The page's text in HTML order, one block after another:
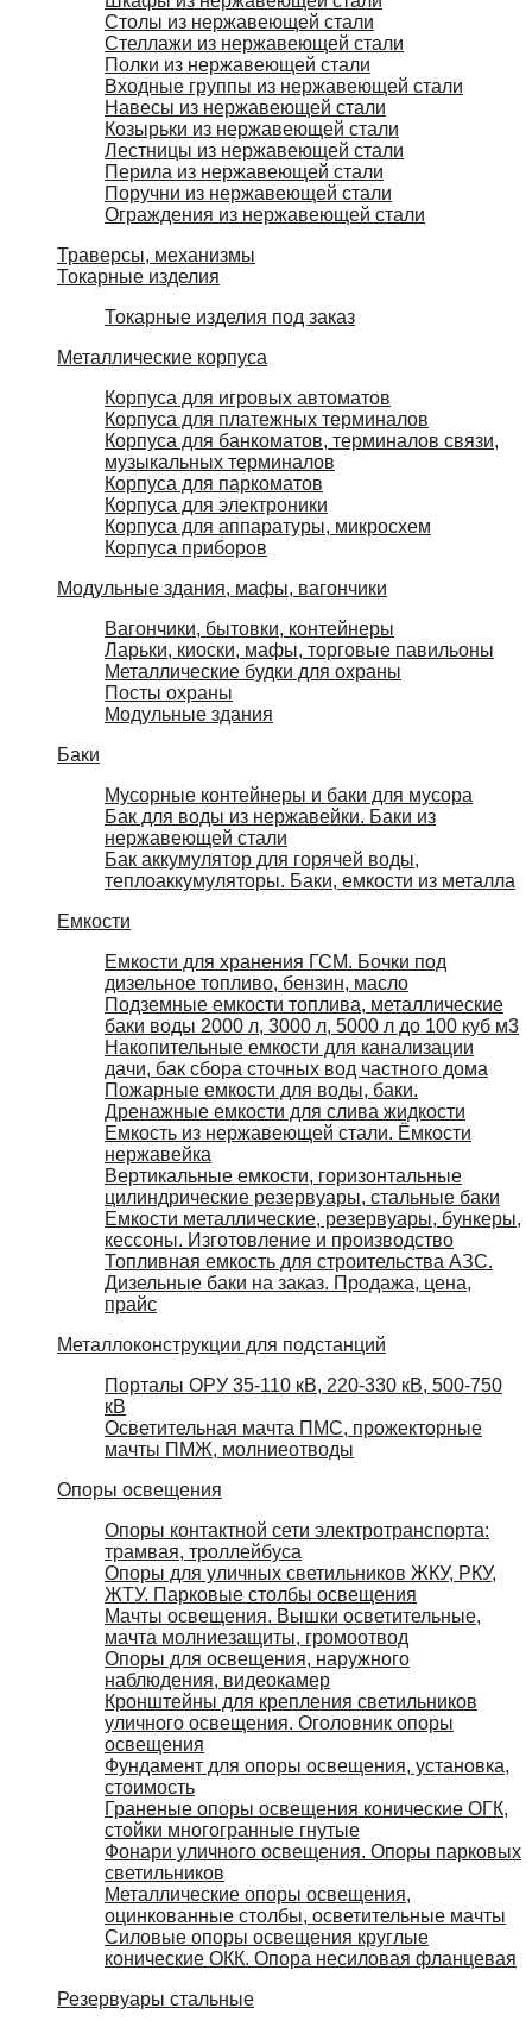
Столы из нержавеющей стали
Стеллажи из нержавеющей стали
Полки из нержавеющей стали
Входные группы из нержавеющей стали
Навесы из нержавеющей стали
Козырьки из нержавеющей стали
Лестницы из нержавеющей стали
Перила из нержавеющей стали
Поручни из нержавеющей стали
Ограждения из нержавеющей стали
Траверсы, механизмы
Токарные изделия
Токарные изделия под заказ
Металлические корпуса
Корпуса для игровых автоматов
Корпуса для платежных терминалов
Корпуса для банкоматов, терминалов связи,
музыкальных терминалов
Корпуса для паркоматов
Корпуса для электроники
Корпуса для аппаратуры, микросхем
Корпуса приборов
Модульные здания, мафы, вагончики
Вагончики, бытовки, контейнеры
Ларьки, киоски, мафы, торговые павильоны
Металлические будки для охраны
Посты охраны
Модульные здания
Баки
Мусорные контейнеры и баки для мусора
Бак для воды из нержавейки. Баки из
нержавеющей стали
Бак аккумулятор для горячей воды,
теплоаккумуляторы. Баки, емкости из металла
Емкости
Емкости для хранения ГСМ. Бочки под
дизельное топливо, бензин, масло
Подземные емкости топлива, металлические
баки воды 2000 л, 3000 л, 5000 л до 100 куб м3
Накопительные емкости для канализации
дачи, бак сбора сточных вод частного дома
Пожарные емкости для воды, баки.
Дренажные емкости для слива жидкости
Емкость из нержавеющей стали. Ёмкости
нержавейка
Вертикальные емкости, горизонтальные
цилиндрические резервуары, стальные баки
Емкости металлические, резервуары, бункеры,
кессоны. Изготовление и производство
Топливная емкость для строительства АЗС.
Дизельные баки на заказ. Продажа, цена,
прайс
Металлоконструкции для подстанций
Порталы ОРУ 35-110 кВ, 220-330 кВ, 500-750
кВ
Осветительная мачта ПМС, прожекторные
мачты ПМЖ, молниеотводы
Опоры освещения
Опоры контактной сети электротранспорта:
трамвая, троллейбуса
Опоры для уличных светильников ЖКУ, РКУ,
ЖТУ. Парковые столбы освещения
Мачты освещения. Вышки осветительные,
мачта молниезащиты, громоотвод
Опоры для освещения, наружного
наблюдения, видеокамер
Кронштейны для крепления светильников
уличного освещения. Оголовник опоры
освещения
Фундамент для опоры освещения, установка,
стоимость
Граненые опоры освещения конические ОГК,
стойки многогранные гнутые
Фонари уличного освещения. Опоры парковых
светильников
Металлические опоры освещения,
оцинкованные столбы, осветительные мачты
Силовые опоры освещения круглые
конические ОКК. Опора несиловая фланцевая
Резервуары стальные